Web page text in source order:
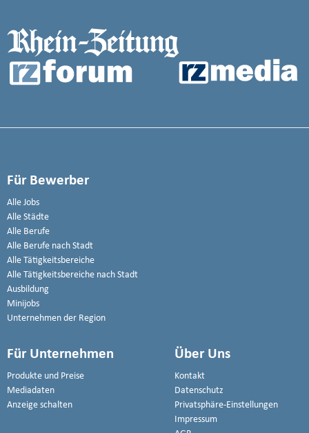
Für Bewerber
Alle Jobs
Alle Städte
Alle Berufe
Alle Berufe nach Stadt
Alle Tätigkeitsbereiche
Alle Tätigkeitsbereiche nach Stadt
Ausbildung
Minijobs
Unternehmen der Region
Für Unternehmen
Produkte und Preise
Mediadaten
Anzeige schalten
Über Uns
Kontakt
Datenschutz
Privatsphäre-Einstellungen
Impressum